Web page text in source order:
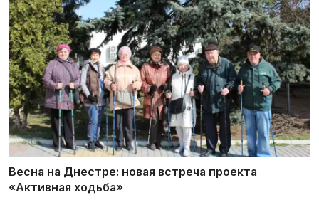
Весна на Днестре: новая встреча проекта
«Активная ходьба»